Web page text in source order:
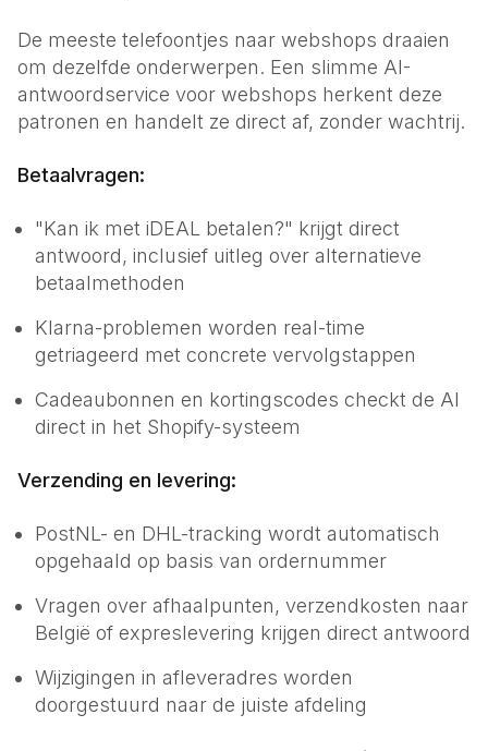
De meeste telefoontjes naar webshops draaien
om dezelfde onderwerpen. Een slimme AI-
antwoordservice voor webshops herkent deze
patronen en handelt ze direct af, zonder wachtrij.
Betaalvragen:
"Kan ik met iDEAL betalen?" krijgt direct
antwoord, inclusief uitleg over alternatieve
betaalmethoden
Klarna-problemen worden real-time
getriageerd met concrete vervolgstappen
Cadeaubonnen en kortingscodes checkt de AI
direct in het Shopify-systeem
Verzending en levering:
PostNL- en DHL-tracking wordt automatisch
opgehaald op basis van ordernummer
Vragen over afhaalpunten, verzendkosten naar
België of expreslevering krijgen direct antwoord
Wijzigingen in afleveradres worden
doorgestuurd naar de juiste afdeling